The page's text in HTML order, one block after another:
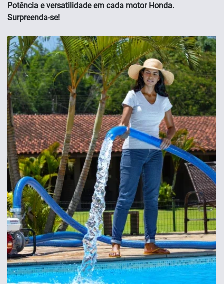
Potência e versatilidade em cada motor Honda.
Surpreenda-se!